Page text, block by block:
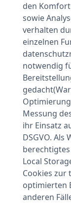
den
sowie
verhalten
einzelnen
notwendig
Messung
ihr Einsatz
DSGVO.
Local
Cookies zur
optimierten
anderen